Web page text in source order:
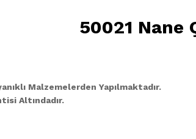
50021 Nane
Malzemelerden Yapılmaktadır.
Altındadır.